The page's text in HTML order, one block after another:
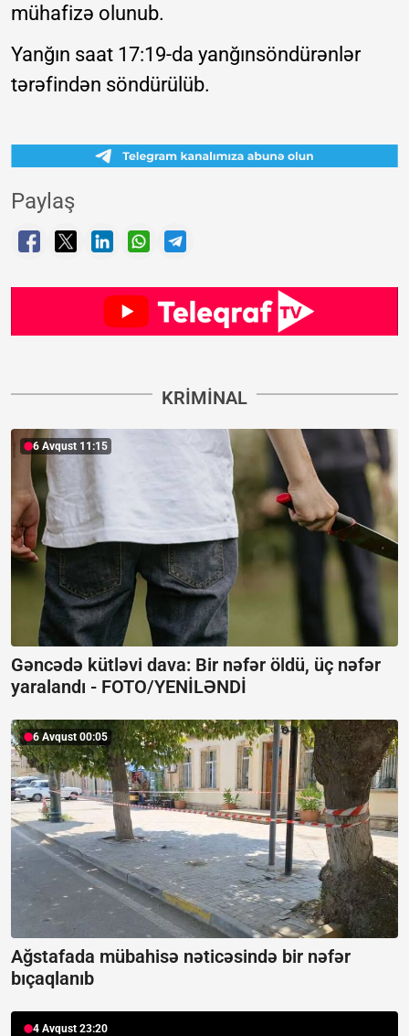
mühafizə olunub.
Yanğın saat 17:19-da yanğınsöndürənlər
tərəfindən söndürülüb.
Paylaş
KRIMINAL
6 Avqust 11:15
Gəncədə kütləvi dava: Bir nəfər öldü, üç nəfər
yaralandı - FOTO/YENİLƏNDİ
6 Avqust 00:05
Ağstafada mübahisə nəticəsində bir nəfər
bıçaqlanıb
4 Avqust 23:20